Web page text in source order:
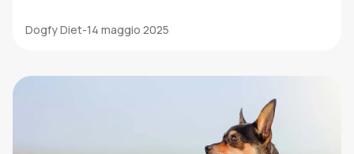
Fedeltà 9 Estremamente fedele alla sua famiglia.
spazi aperti. Energia 8 Richiede attività fisica […]
Dogfy Diet-14 maggio 2025